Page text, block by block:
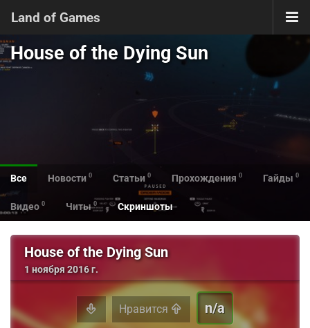
Land of Games
House of the Dying Sun
Все Новости 0 Статьи 0 Прохождения 0 Гайды 0
Видео 0 Читы 0 Скриншоты
House of the Dying Sun
1 ноября 2016 г.
Нравится n/a